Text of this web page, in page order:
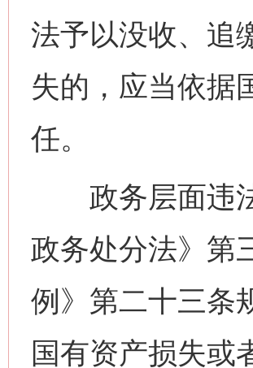
法予以没收、追
失的，应当依据
任。
政务层面违法
政务处分法》第
例》第二十三条
国有资产损失或